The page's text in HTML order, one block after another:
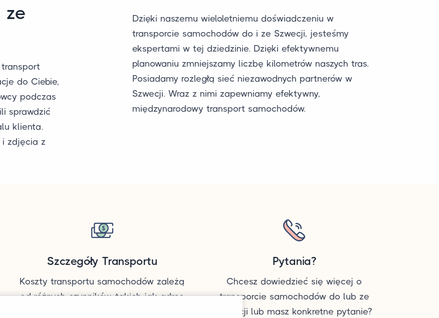
ze
transport
do Ciebie,
podczas
sprawdzić
klienta.
i zdjęcia z
Dzięki naszemu wieloletniemu doświadczeniu w
transporcie samochodów do i ze Szwecji, jesteśmy
ekspertami w tej dziedzinie. Dzięki efektywnemu
planowaniu zmniejszamy liczbę kilometrów naszych tras.
Posiadamy rozległą sieć niezawodnych partnerów w
Szwecji. Wraz z nimi zapewniamy efektywny,
międzynarodowy transport samochodów.
Szczegóły Transportu
Koszty transportu samochodów zależą
od różnych czynników, takich jak adres
Pytania?
Chcesz dowiedzieć się więcej o
transporcie samochodów do lub ze
Szwecji lub masz konkretne pytanie?